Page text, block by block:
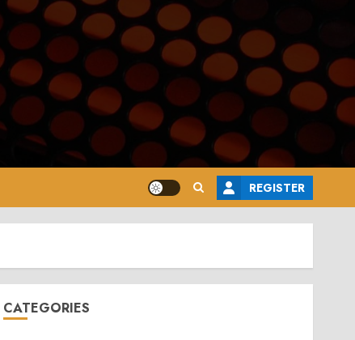
REGISTER
CATEGORIES